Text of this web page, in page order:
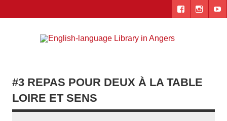
content
#3 REPAS POUR DEUX À LA TABLE
LOIRE ET SENS